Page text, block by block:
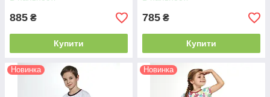
885 ₴
Купити
785 ₴
Купити
Новинка Новинка